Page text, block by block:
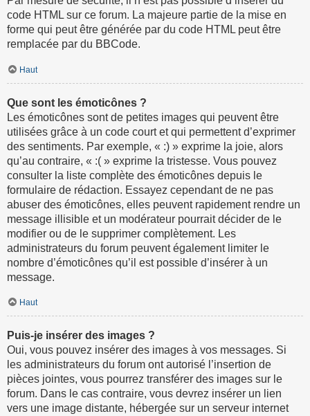
code HTML sur ce forum. La majeure partie de la mise en
forme qui peut être générée par du code HTML peut être
remplacée par du BBCode.
Haut
Que sont les émoticônes ?
Les émoticônes sont de petites images qui peuvent être
utilisées grâce à un code court et qui permettent d’exprimer
des sentiments. Par exemple, « :) » exprime la joie, alors
qu’au contraire, « :( » exprime la tristesse. Vous pouvez
consulter la liste complète des émoticônes depuis le
formulaire de rédaction. Essayez cependant de ne pas
abuser des émoticônes, elles peuvent rapidement rendre un
message illisible et un modérateur pourrait décider de le
modifier ou de le supprimer complètement. Les
administrateurs du forum peuvent également limiter le
nombre d’émoticônes qu’il est possible d’insérer à un
message.
Haut
Puis-je insérer des images ?
Oui, vous pouvez insérer des images à vos messages. Si
les administrateurs du forum ont autorisé l’insertion de
pièces jointes, vous pourrez transférer des images sur le
forum. Dans le cas contraire, vous devrez insérer un lien
vers une image distante, hébergée sur un serveur internet